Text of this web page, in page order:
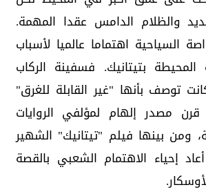
والظلام ‏الدامس عقدا المهمة.‏
السياحية اهتماما عالميا لأسباب
بتيتانيك. فسفينة الركاب
توصف بأنها "غير القابلة للغرق"
‏مصدر إلهام لمؤلفي الروايات
ومن بينها ‏فيلم "تيتانيك" الشهير
الذي أعاد إحياء الاهتمام ‏الشعبي بالقصة